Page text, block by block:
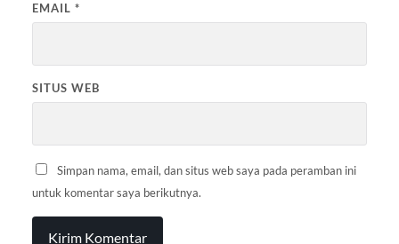
EMAIL *
SITUS WEB
Simpan nama, email, dan situs web saya pada peramban ini
untuk komentar saya berikutnya.